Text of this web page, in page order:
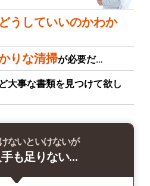
うしていいのかわか
りな清掃が必要だ…
大事な書類を見つけて欲し
ないといけないが
も足りない…